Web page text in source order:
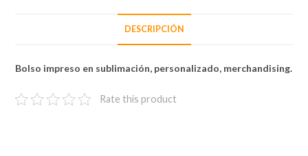
DESCRIPCIÓN
Bolso impreso en sublimación, personalizado, merchandising.
Rate this product